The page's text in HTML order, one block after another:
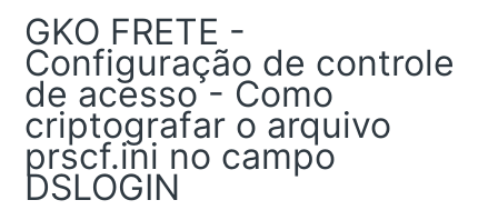
GKO FRETE -
Configuração de controle
de acesso - Como
criptografar o arquivo
prscf.ini no campo
DSLOGIN